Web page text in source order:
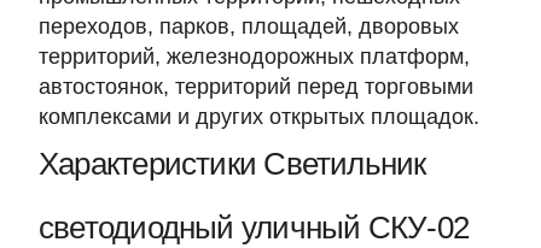
переходов, парков, площадей, дворовых
территорий, железнодорожных платформ,
автостоянок, территорий перед торговыми
комплексами и других открытых площадок.
Характеристики Светильник
светодиодный уличный СКУ-02